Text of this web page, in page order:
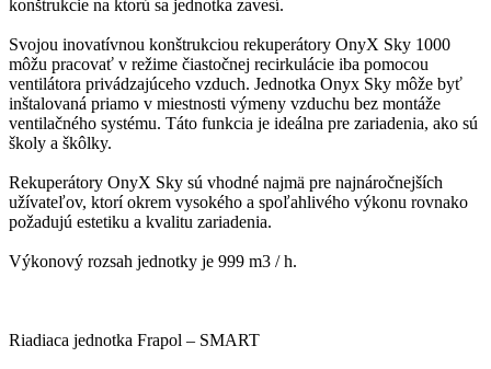
konštrukcie na ktorú sa jednotka zavesí.
Svojou inovatívnou konštrukciou rekuperátory OnyX Sky 1000
môžu pracovať v režime čiastočnej recirkulácie iba pomocou
ventilátora privádzajúceho vzduch. Jednotka Onyx Sky môže byť
inštalovaná priamo v miestnosti výmeny vzduchu bez montáže
ventilačného systému. Táto funkcia je ideálna pre zariadenia, ako sú
školy a škôlky.
Rekuperátory OnyX Sky sú vhodné najmä pre najnáročnejších
užívateľov, ktorí okrem vysokého a spoľahlivého výkonu rovnako
požadujú estetiku a kvalitu zariadenia.
Výkonový rozsah jednotky je 999 m3 / h.
Riadiaca jednotka Frapol – SMART